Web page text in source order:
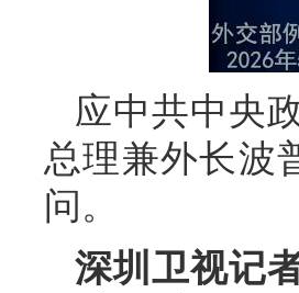
应中共中央
总理兼外长波
问。
深圳卫视记